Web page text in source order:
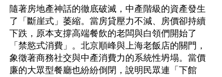
隨著房地產神話的徹底破滅，中產階級的資產發生
了「斷崖式」萎縮。當房貸壓力不減、房價卻持續
下跌，原本支撐高端餐飲的老闆與白領們開始了
「禁慾式消費」。北京順峰與上海老飯店的關門，
象徵著商務社交與中產消費力的系統性坍塌。當價
廉的大眾型餐廳也紛紛倒閉，說明民眾連「下館